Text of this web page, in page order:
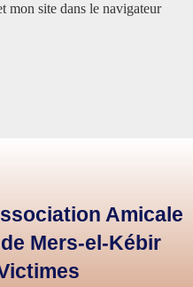
mon site dans le navigateur
Amicale
Mers-el-Kébir